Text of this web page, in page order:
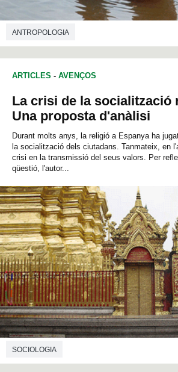
ANTROPOLOGIA
ARTICLES - AVENÇOS
La crisi de la socialització
Una proposta d'anàlisi
Durant molts anys, la religió a Espanya ha
la socialització dels ciutadans. Tanmateix, en
crisi en la transmissió del seus valors. Per
qüestió, l'autor...
SOCIOLOGIA